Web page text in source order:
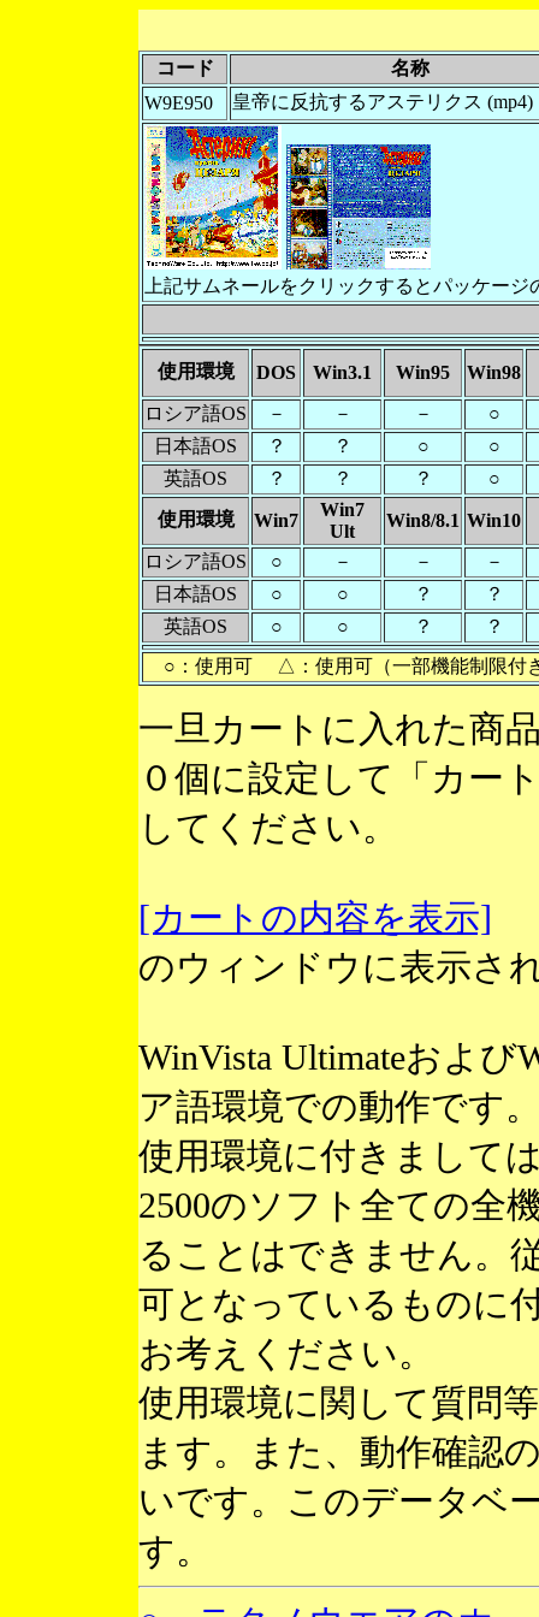
コード
名称
W9E950
皇帝に反抗するアステリクス (mp4)
上記サムネールをクリックするとパッケー
使用環境 DOS Win3.1 Win95
Win98
ロシア語OS
－ － －
○
日本語OS
？ ？ ○
○
英語OS
？ ？ ？
○
使用環境
Win7
Win7
Ult
Win8/8.1 Win10
ロシア語OS
○ － －
－
日本語OS
○ ○ ？
？
英語OS
○ ○ ？
？
○：使用可 △：使用可（一部機能制限
一旦カートに入れた商
０個に設定して「カー
してください。
[カートの内容を表示]
のウィンドウに表示さ
WinVista Ultimateおよ
ア語環境での動作です
使用環境に付きまして
2500のソフト全ての全
ることはできません。
可となっているものに
お考えください。
使用環境に関して質問
ます。また、動作確認
いです。このデータベ
す。